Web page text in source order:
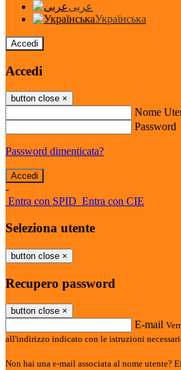
عربى
Українська
Accedi
Accedi
button close ×
Nome
Password
Password dimenticata?
-
Entra con SPID Entra con CIE
Seleziona utente
button close ×
Recupero password
button close ×
E-mail
all'indirizzo indicato con le istruzioni
Non hai una e-mail associata al nome utente?